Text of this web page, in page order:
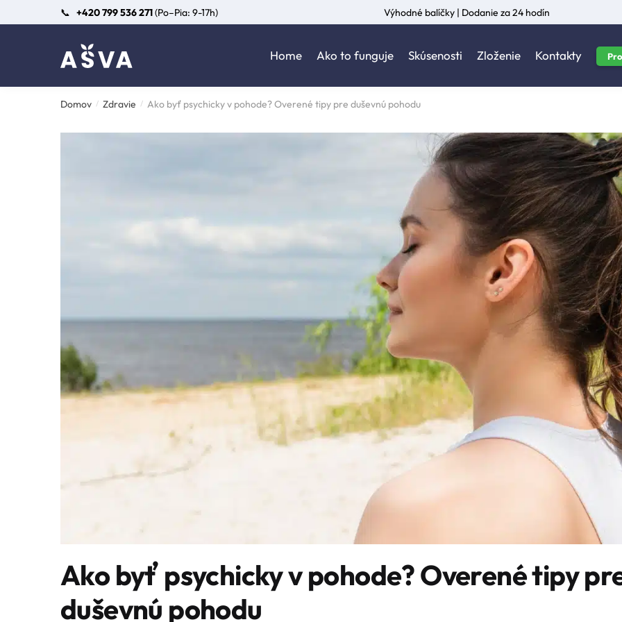
to
to
📞 +420 799 536 271(Po–Pia: 9-17h) Výhodné balíčky | Dodanie za 24 hodín
Home Ako to funguje Skúsenosti Zloženie Kontakty
Domov / Zdravie / Ako byť psychicky v pohode? Overené tipy pre duševnú pohodu
Ako byť psychicky v pohode? Overené tipy
duševnú pohodu